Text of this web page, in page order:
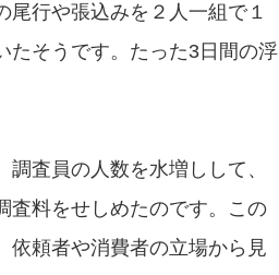
尾行や張込みを２人一組で１
たそうです。たった3日間の浮
査員の人数を水増しして、
査料をせしめたのです。この
依頼者や消費者の立場から見